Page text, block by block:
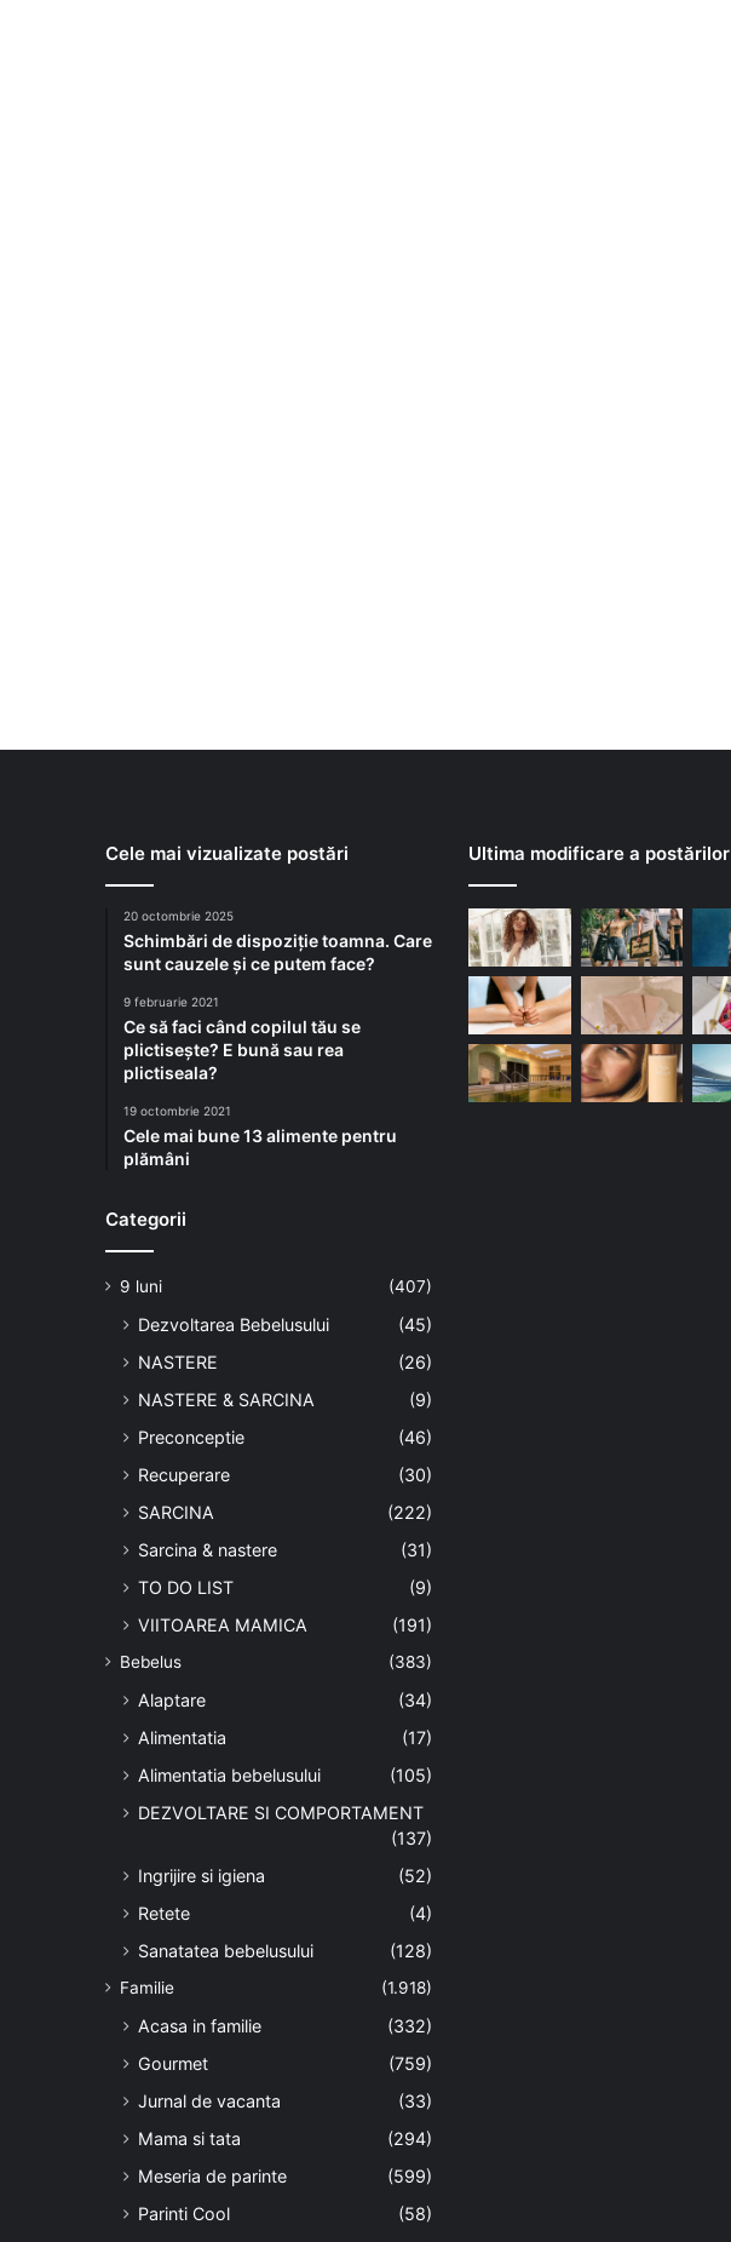
Cele mai vizualizate postări
20 octombrie 2025
Schimbări de dispoziție toamna. Care
sunt cauzele și ce putem face?
9 februarie 2021
Ce să faci când copilul tău se
plictisește? E bună sau rea
plictiseala?
19 octombrie 2021
Cele mai bune 13 alimente pentru
plămâni
Categorii
9 luni (407)
Dezvoltarea Bebelusului
(45)
NASTERE
(26)
NASTERE & SARCINA
(9)
Preconceptie
(46)
Recuperare
(30)
SARCINA
(222)
Sarcina & nastere
(31)
TO DO LIST
(9)
VIITOAREA MAMICA
(191)
Bebelus (383)
Alaptare
(34)
Alimentatia
(17)
Alimentatia bebelusului
(105)
DEZVOLTARE SI COMPORTAMENT
(137)
Ingrijire si igiena
(52)
Retete
(4)
Sanatatea bebelusului
(128)
Familie (1.918)
Acasa in familie
(332)
Gourmet
(759)
Jurnal de vacanta
(33)
Mama si tata
(294)
Meseria de parinte
(599)
Parinti Cool
(58)
Ultima modificare a postărilor